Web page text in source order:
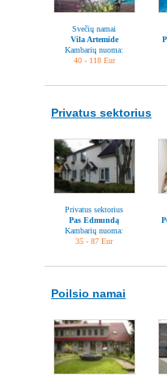
Svečių namai
Vila Artemide
Kambarių nuoma:
40 - 118 Eur
Privatus sektorius
Privatus sektorius
Pas Edmundą
Kambarių nuoma:
35 - 87 Eur
Poilsio namai